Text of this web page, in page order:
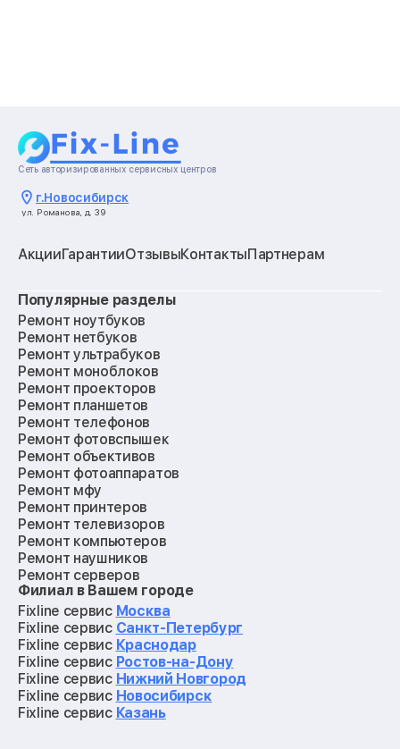
Сеть авторизированных сервисных центров
г.Новосибирск
ул. Романова, д. 39
АкцииГарантииОтзывыКонтактыПартнерам
Популярные разделы
Ремонт ноутбуков
Ремонт нетбуков
Ремонт ультрабуков
Ремонт моноблоков
Ремонт проекторов
Ремонт планшетов
Ремонт телефонов
Ремонт фотовспышек
Ремонт объективов
Ремонт фотоаппаратов
Ремонт мфу
Ремонт принтеров
Ремонт телевизоров
Ремонт компьютеров
Ремонт наушников
Ремонт серверов
Ремонт мониторов
Ремонт квадрокоптеров
Ремонт электросамокатов
Ремонт материнских плат
Ремонт видеокарт
Ремонт кофемашин
Ремонт vr систем
Ремонт игровых приставок
Филиал в Вашем городе
Fixline сервис Москва
Fixline сервис Санкт-Петербург
Fixline сервис Краснодар
Fixline сервис Ростов-на-Дону
Fixline сервис Нижний Новгород
Fixline сервис Новосибирск
Fixline сервис Казань